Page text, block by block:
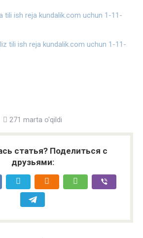
tili ish reja kundalik.com uchun 1-11-
tili ish reja kundalik.com uchun 1-11-
271 marta o'qildi
статья? Поделиться с
друзьями: